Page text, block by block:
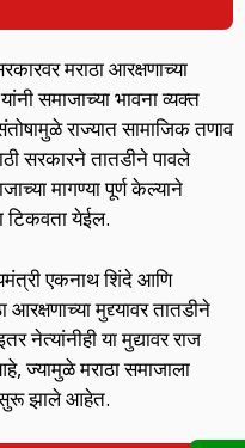
मराठा आरक्षणाच्या
समाजाच्या भावना व्यक्त
राज्यात सामाजिक तणाव
सरकारने तातडीने पावले
मागण्या पूर्ण केल्याने
टिकवता येईल.
एकनाथ शिंदे आणि
मुद्द्यावर तातडीने
नेत्यांनीही या मुद्यावर राज
ज्यामुळे मराठा समाजाला
झाले आहेत.